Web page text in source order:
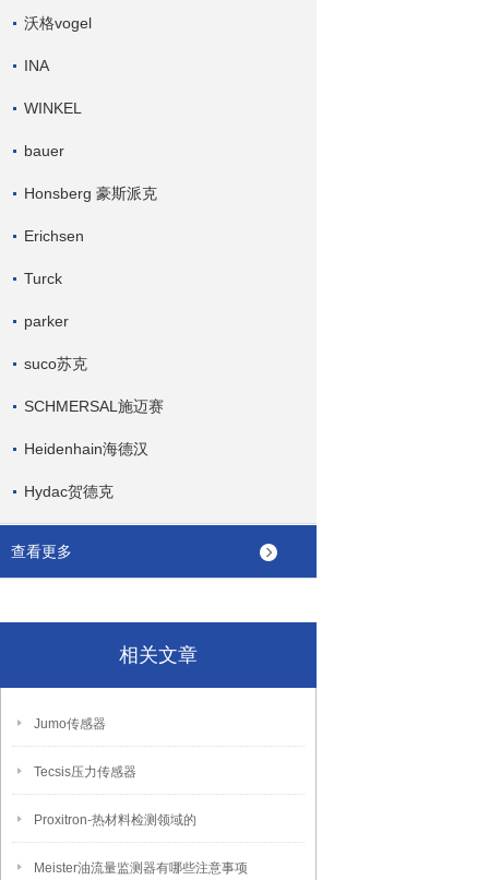
沃格vogel
INA
WINKEL
bauer
Honsberg 豪斯派克
Erichsen
Turck
parker
suco苏克
SCHMERSAL施迈赛
Heidenhain海德汉
Hydac贺德克
查看更多
相关文章
Jumo传感器
Tecsis压力传感器
Proxitron-热材料检测领域的
Meister油流量监测器有哪些注意事项